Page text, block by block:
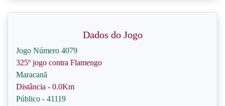
Dados do Jogo
Jogo Número 4079
325º jogo contra Flamengo
Maracanã
Distância - 0.0Km
Público - 41119